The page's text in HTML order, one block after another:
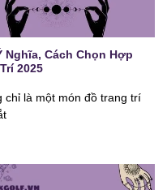
Cách Chọn Hợp
2025
chỉ là một món đồ trang trí